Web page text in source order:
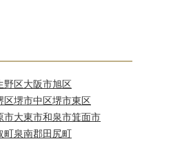
野区大阪市旭区
区堺市中区堺市東区
市大東市和泉市箕面市
町泉南郡田尻町